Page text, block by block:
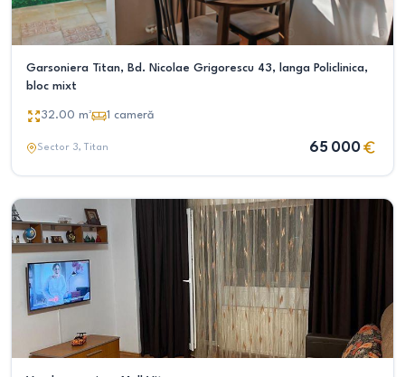
Garsoniera Titan, Bd. Nicolae Grigorescu 43, langa Policlinica,
bloc mixt
32.00 m² 1 cameră
Sector 3, Titan 65 000